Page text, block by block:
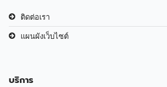
ติดต่อเรา
แผนผังเว็บไซต์
บริการ